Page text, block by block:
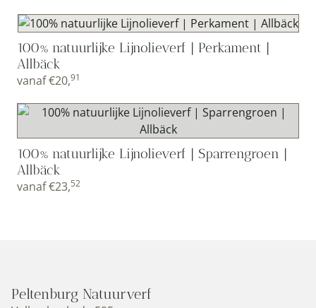
100% natuurlijke Lijnolieverf | Perkament |
Allbäck
vanaf€20,91
100% natuurlijke Lijnolieverf | Sparrengroen |
Allbäck
vanaf€23,52
Peltenburg Natuurverf